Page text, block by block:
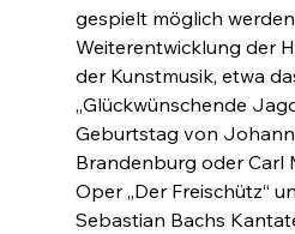
gespielt möglich
Weiterentwicklung der
der Kunstmusik, etwa
„Glückwünschende
Geburtstag von
Brandenburg oder Carl
Oper „Der Freischütz“
Sebastian Bachs